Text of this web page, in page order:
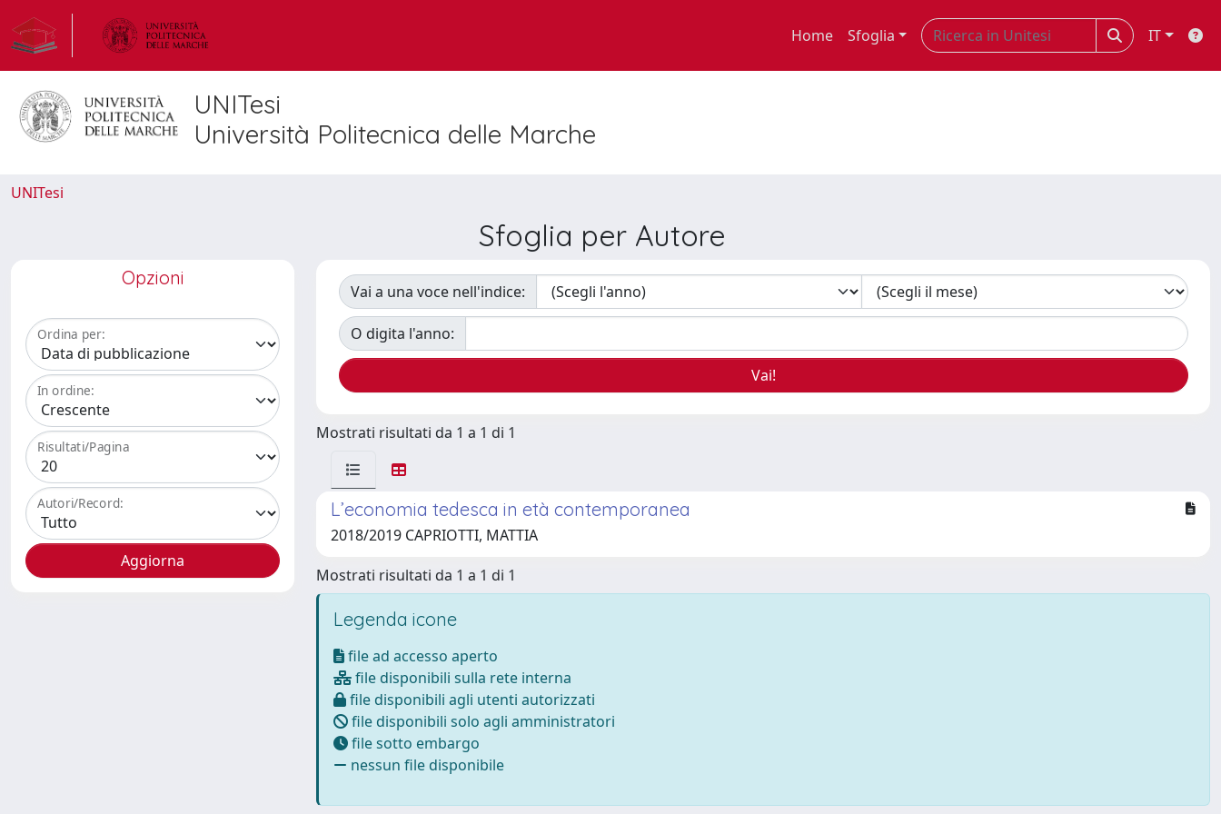
Home Sfoglia IT
UNITesi
Università Politecnica delle Marche
UNITesi
Sfoglia per Autore
Opzioni
Ordina per:
In ordine:
Risultati/Pagina
Autori/Record:
Vai a una voce nell'indice:
O digita l'anno:
Mostrati risultati da 1 a 1 di 1
L’economia tedesca in età contemporanea
2018/2019 CAPRIOTTI, MATTIA
Mostrati risultati da 1 a 1 di 1
Legenda icone
file ad accesso aperto
file disponibili sulla rete interna
file disponibili agli utenti autorizzati
file disponibili solo agli amministratori
file sotto embargo
nessun file disponibile